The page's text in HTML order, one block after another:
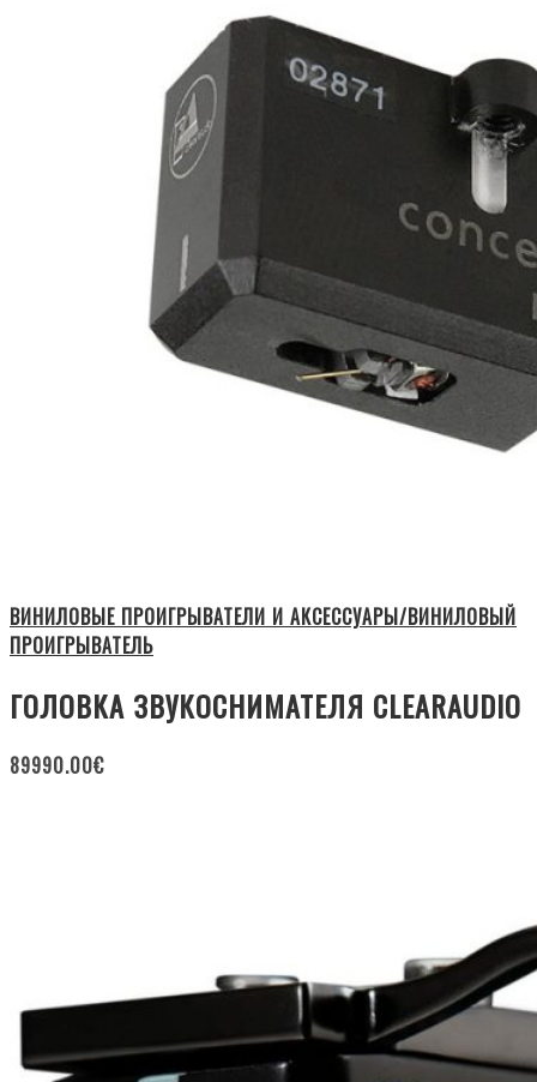
ВИНИЛОВЫЕ ПРОИГРЫВАТЕЛИ И АКСЕССУАРЫ/ВИНИЛОВЫЙ
ПРОИГРЫВАТЕЛЬ
ГОЛОВКА ЗВУКОСНИМАТЕЛЯ CLEARAUDIO
89990.00€